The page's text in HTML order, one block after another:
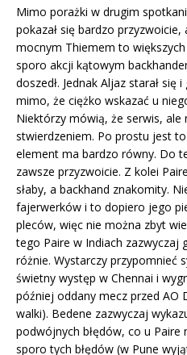
Mimo porażki w drugim
pokazał się bardzo przyzwoicie,
mocnym Thiemem to większych
sporo akcji kątowym
doszedł. Jednak Aljaz starał się
mimo, że ciężko wskazać u
Niektórzy mówią, że serwis,
stwierdzeniem. Po prostu jest
element ma bardzo równy. Do
zawsze przyzwoicie. Z kolei
słaby, a backhand znakomity.
fajerwerków i to dopiero jego
pleców, więc nie można zbyt
tego Paire w Indiach zazwyczaj
różnie. Wystarczy przypomnieć
świetny występ w Chennai i
później oddany mecz przed AO
walki). Bedene zazwyczaj
podwójnych błędów, co u Paire
sporo tych błędów (w Pune